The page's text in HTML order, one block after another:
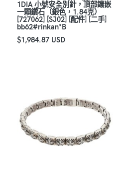
1DIA 小號安全別針，頂部鑲嵌
一顆鑽石（銀色，1.84克）
[727062] [SJ02] [配件] [二手]
bb62#rinkan*B
$1,984.87 USD